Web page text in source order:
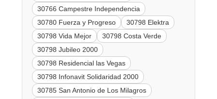
30766 Campestre Independencia
30780 Fuerza y Progreso
30798 Elektra
30798 Vida Mejor
30798 Costa Verde
30798 Jubileo 2000
30798 Residencial las Vegas
30798 Infonavit Solidaridad 2000
30785 San Antonio de Los Milagros